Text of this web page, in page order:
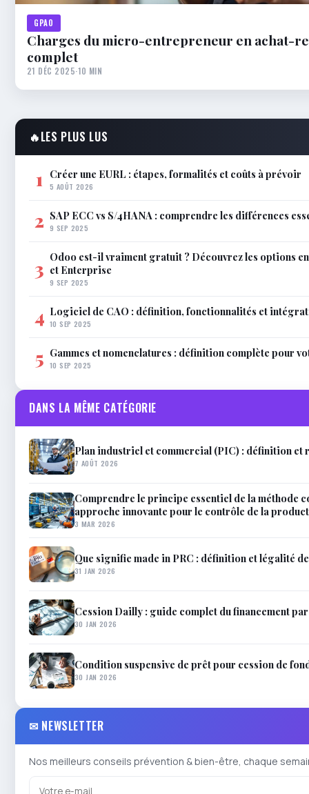
GPAO
Charges du micro-entrepreneur en achat-
complet
21 DÉC 2025·10 MIN
🔥LES PLUS LUS
1 Créer une EURL : étapes, formalités et coûts à prévoir
5 AOÛT 2026
2 SAP ECC vs S/4HANA : comprendre les différences
9 SEP 2025
3 Odoo est-il vraiment gratuit ? Découvrez les options
et Enterprise
9 SEP 2025
4 Logiciel de CAO : définition, fonctionnalités et
10 SEP 2025
5 Gammes et nomenclatures : définition complète pour
10 SEP 2025
DANS LA MÊME CATÉGORIE
Plan industriel et commercial (PIC) : définition et
7 AOÛT 2026
Comprendre le principe essentiel de la méthode
approche innovante pour le contrôle de la
3 MAR 2026
Que signifie made in PRC : définition et légalité
31 JAN 2026
Cession Dailly : guide complet du financement
30 JAN 2026
Condition suspensive de prêt pour cession de
30 JAN 2026
✉ NEWSLETTER
Nos meilleurs conseils prévention & bien-être, chaque